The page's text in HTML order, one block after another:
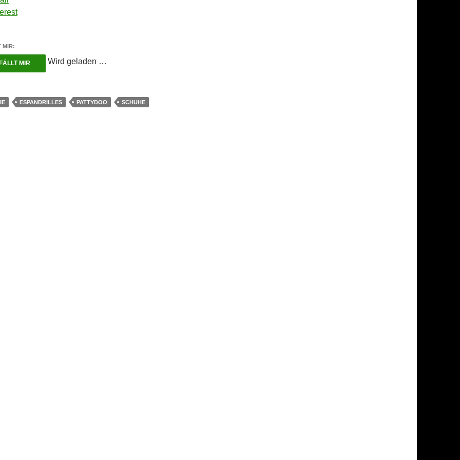
MIR:
MIR Wird geladen …
ESPANDRILLES PATTYDOO SCHUHE